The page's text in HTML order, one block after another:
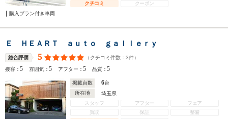
クチコミ
クーポン
購入プラン付き車両
Ｅ ＨＥＡＲＴ ａｕｔｏ ｇａｌｌｅｒｙ
総合評価 5 （クチコミ件数： 3件）
接客：5 雰囲気：5 アフター：5 品質：5
掲載台数 6台
所在地
埼玉県
スタッフ
アフター
フェア
買取
保証
整備